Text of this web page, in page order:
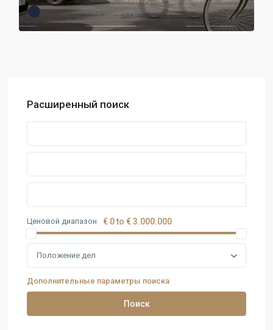
Расширенный поиск
Ценовой диапазон € 0 to € 3.000.000
Положение дел
Дополнительные параметры поиска
Поиск